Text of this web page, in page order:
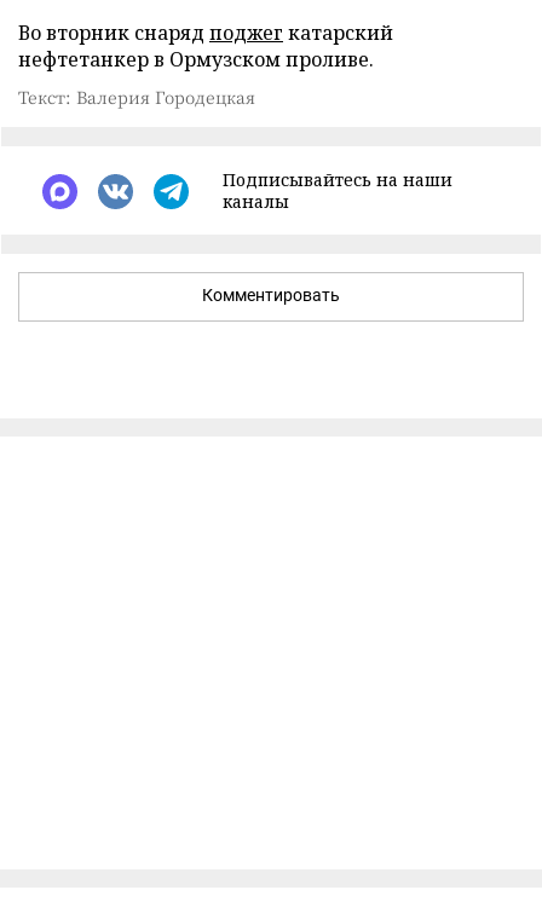
Во вторник снаряд поджег катарский
нефтетанкер в Ормузском проливе.
Текст: Валерия Городецкая
Подписывайтесь на наши
каналы
Комментировать